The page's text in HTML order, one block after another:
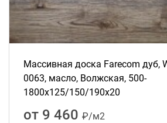
Массивная доска Farecom дуб,
0063, масло, Волжская, 500-
1800х125/150/190х20
от 9 460 ₽/м2